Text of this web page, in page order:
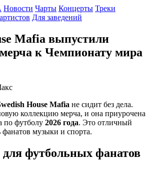
Новости Чарты Концерты Треки
Для заведений
Mafia выпустили
к Чемпионату мира
House Mafia не сидит без дела.
коллекцию мерча, и она приурочена
по футболу 2026 года. Это отличный
фанатов музыки и спорта.
футбольных фанатов